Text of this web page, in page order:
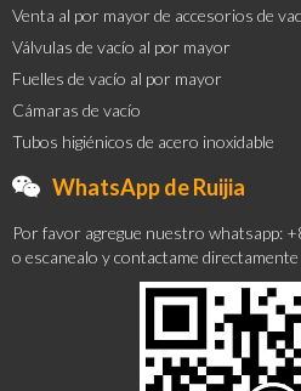
Venta al por mayor de accesorios de
Válvulas de vacío al por mayor
Fuelles de vacío al por mayor
Cámaras de vacío
Tubos higiénicos de acero inoxidable
WhatsApp de Ruijia
Por favor agregue nuestro whatsapp:
o escanealo y contactame directamente